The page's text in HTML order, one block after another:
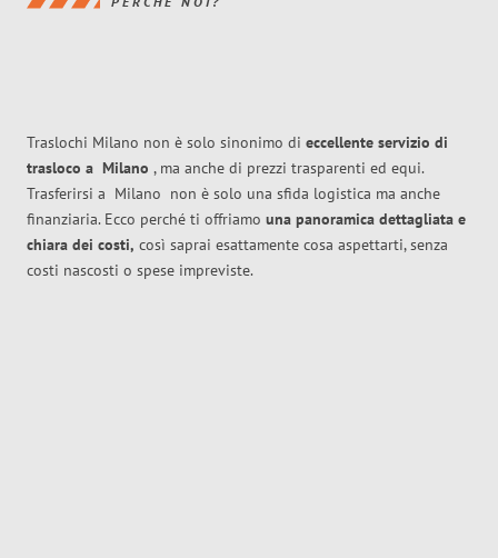
Traslochi Milano non è solo sinonimo di eccellente servizio di
trasloco a Milano , ma anche di prezzi trasparenti ed equi.
Trasferirsi a Milano non è solo una sfida logistica ma anche
finanziaria. Ecco perché ti offriamo una panoramica dettagliata e
chiara dei costi, così saprai esattamente cosa aspettarti, senza
costi nascosti o spese impreviste.